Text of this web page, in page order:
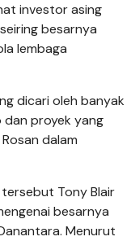
investor asing
besarnya
lembaga
dicari oleh banyak
dan proyek yang
dalam
Tony Blair
besarnya
Menurut